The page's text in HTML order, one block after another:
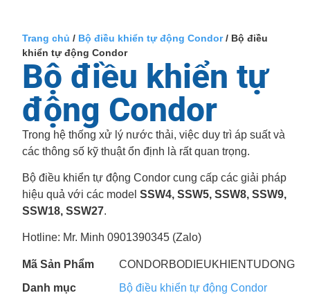
Trang chủ / Bộ điều khiển tự động Condor/ Bộ điều
khiển tự động Condor
Bộ điều khiển tự
động Condor
Trong hệ thống xử lý nước thải, việc duy trì áp suất và
các thông số kỹ thuật ổn định là rất quan trọng.
Bộ điều khiển tự động Condor cung cấp các giải pháp
hiệu quả với các model SSW4, SSW5, SSW8, SSW9,
SSW18, SSW27.
Hotline: Mr. Minh 0901390345 (Zalo)
Mã Sản Phẩm
CONDORBODIEUKHIENTUDONG
Danh mục
Bộ điều khiển tự động Condor